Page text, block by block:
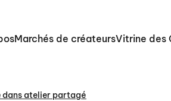
Marchés de créateursVitrine des
dans atelier partagé